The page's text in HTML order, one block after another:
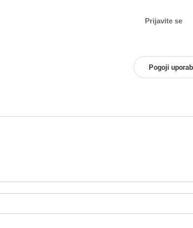
Prijavite se
Pogoji